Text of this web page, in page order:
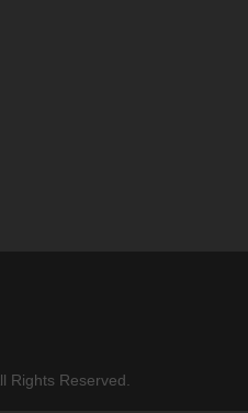
Rights Reserved.